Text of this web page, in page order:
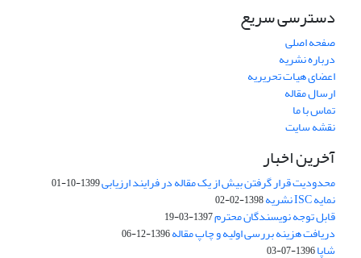
دسترسی سریع
صفحه اصلی
درباره نشریه
اعضای هیات تحریریه
ارسال مقاله
تماس با ما
نقشه سایت
آخرین اخبار
محدودیت قرار گرفتن بیش از یک مقاله در فرایند ارزیابی1399-10-01
نمایه ISC نشریه 1398-02-02
قابل توجه نویسندگان محترم1397-03-19
دریافت هزینه بررسی اولیه و چاپ مقاله1396-12-06
شاپا1396-07-03